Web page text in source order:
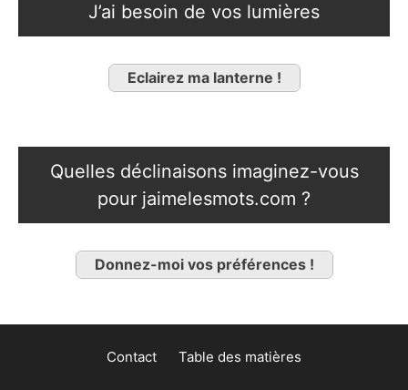
J’ai besoin de vos lumières
Eclairez ma lanterne !
Quelles déclinaisons imaginez-vous
pour jaimelesmots.com ?
Donnez-moi vos préférences !
Contact Table des matières